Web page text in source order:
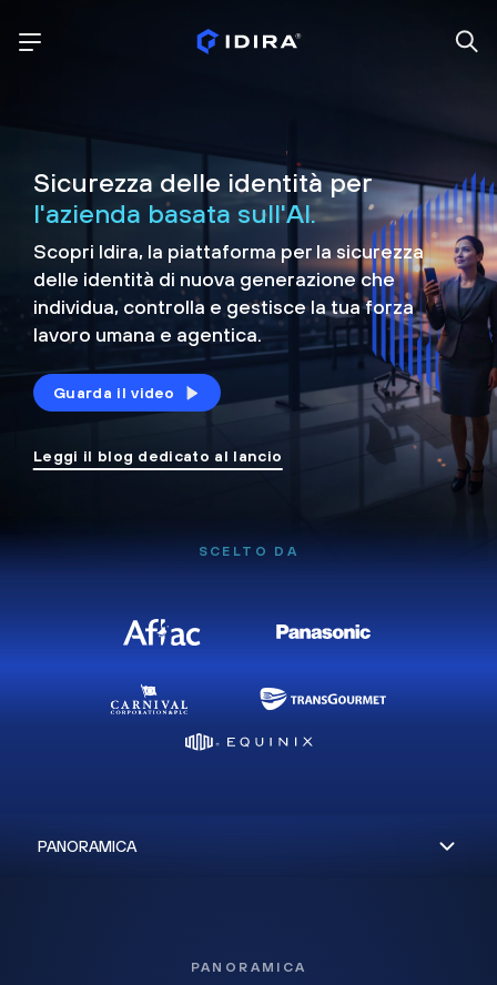
Sicurezza delle identità per
l'azienda basata sull'AI.
Scopri Idira, la piattaforma per la sicurezza
delle identità di nuova generazione che
individua, controlla e gestisce la tua forza
lavoro umana e agentica.
Guarda il video
Leggi il blog dedicato al lancio
SCELTO DA
PANORAMICA